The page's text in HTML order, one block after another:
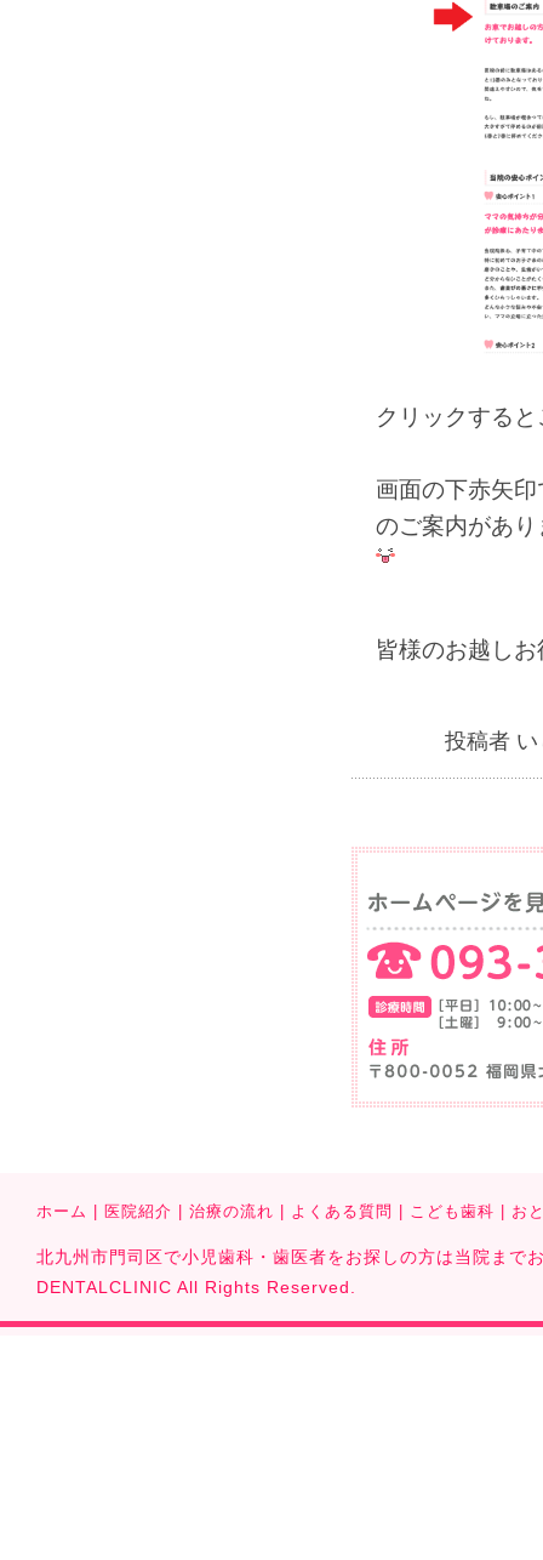
クリックする
画面の下赤矢
のご案内があ
皆様のお越し
投稿者
ホーム 医院紹介 治療の流れ よくある質問 こども歯科 お
北九州市門司区で小児歯科・歯医者をお探しの方は当院ま
DENTALCLINIC All Rights Reserved.